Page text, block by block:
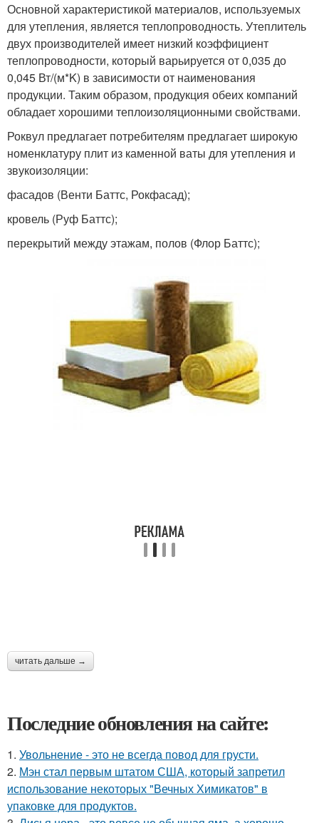
Основной характеристикой материалов, используемых
для утепления, является теплопроводность. Утеплитель
двух производителей имеет низкий коэффициент
теплопроводности, который варьируется от 0,035 до
0,045 Вт/(м*K) в зависимости от наименования
продукции. Таким образом, продукция обеих компаний
обладает хорошими теплоизоляционными свойствами.
Роквул предлагает потребителям предлагает широкую
номенклатуру плит из каменной ваты для утепления и
звукоизоляции:
фасадов (Венти Баттс, Рокфасад);
кровель (Руф Баттс);
перекрытий между этажам, полов (Флор Баттс);
читать дальше →
Последние обновления на сайте:
1. Увольнение - это не всегда повод для грусти.
2. Мэн стал первым штатом США, который запретил
использование некоторых "Вечных Химикатов" в
упаковке для продуктов.